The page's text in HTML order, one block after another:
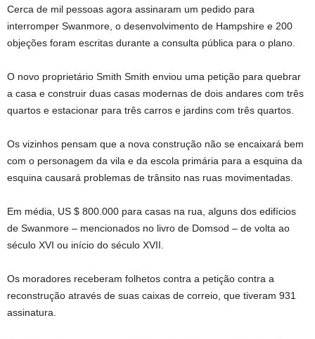
Cerca de mil pessoas agora assinaram um pedido para
interromper Swanmore, o desenvolvimento de Hampshire e 200
objeções foram escritas durante a consulta pública para o plano.
O novo proprietário Smith Smith enviou uma petição para quebrar
a casa e construir duas casas modernas de dois andares com três
quartos e estacionar para três carros e jardins com três quartos.
Os vizinhos pensam que a nova construção não se encaixará bem
com o personagem da vila e da escola primária para a esquina da
esquina causará problemas de trânsito nas ruas movimentadas.
Em média, US $ 800.000 para casas na rua, alguns dos edifícios
de Swanmore – mencionados no livro de Domsod – de volta ao
século XVI ou início do século XVII.
Os moradores receberam folhetos contra a petição contra a
reconstrução através de suas caixas de correio, que tiveram 931
assinatura.